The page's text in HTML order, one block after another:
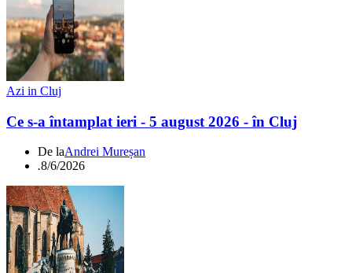
Azi in Cluj
Ce s-a întamplat ieri - 5 august 2026 - în Cluj
De laAndrei Mureșan
.8/6/2026